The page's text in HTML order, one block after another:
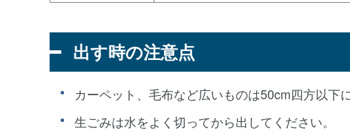
出す時の注意点
カーペット、毛布など広いものは50cm四方以下
生ごみは水をよく切ってから出してください。